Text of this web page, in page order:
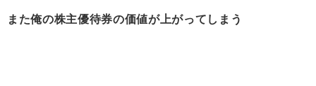
また俺の株主優待券の価値が上がってしまう